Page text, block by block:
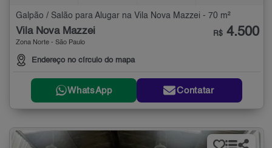
Galpão / Salão para Alugar na Vila Nova Mazzei - 70 m²
Vila Nova Mazzei
Zona Norte - São Paulo
Endereço no círculo do mapa
R$ 4.500
WhatsApp Contatar